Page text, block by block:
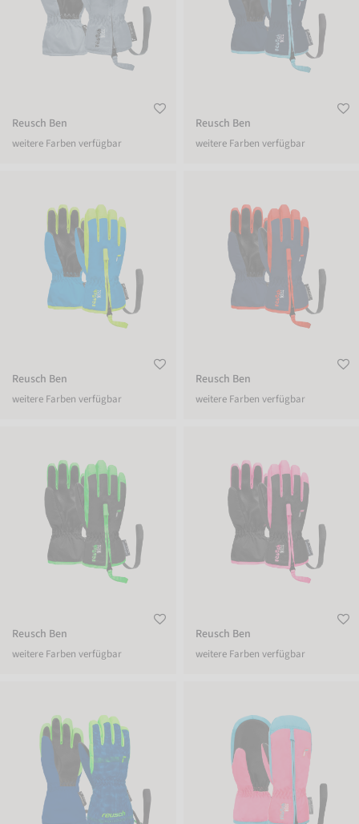
Reusch Ben
weitere Farben verfügbar
Reusch Ben
weitere Farben verfügbar
Reusch Ben
weitere Farben verfügbar
Reusch Ben
weitere Farben verfügbar
Reusch Ben
weitere Farben verfügbar
Reusch Ben
weitere Farben verfügbar